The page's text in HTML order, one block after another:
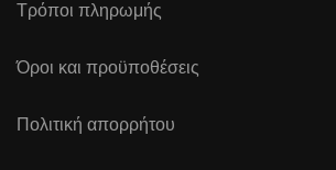
Τρόποι πληρωμής
Όροι και προϋποθέσεις
Πολιτική απορρήτου